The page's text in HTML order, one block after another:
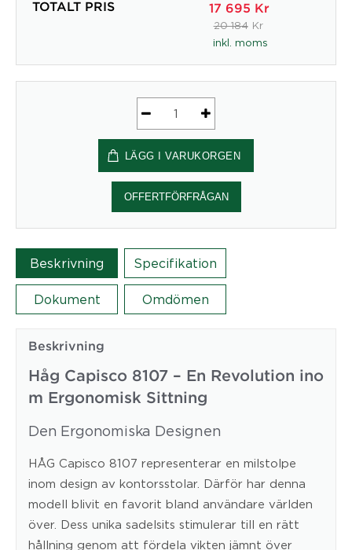
TOTALT PRIS 17 695 Kr
20 184 Kr
inkl. moms
Ergonomisk
Kontorsstol
HÅG
Capisco
8107
mängd
LÄGG I VARUKORGEN
OFFERTFÖRFRÅGAN
Beskrivning Specifikation
Dokument Omdömen
Beskrivning
Håg Capisco 8107 – En Revolution ino
m Ergonomisk Sittning
Den Ergonomiska Designen
HÅG Capisco 8107 representerar en milstolpe
inom design av kontorsstolar. Därför har denna
modell blivit en favorit bland användare världen
över. Dess unika sadelsits stimulerar till en rätt
hållning genom att fördela vikten jämnt över